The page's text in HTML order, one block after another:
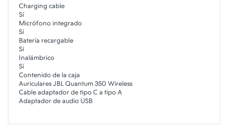
Charging cable
Sí
Micrófono integrado
Sí
Batería recargable
Sí
Inalámbrico
Sí
Contenido de la caja
Auriculares JBL Quantum 350 Wireless
Cable adaptador de tipo C a tipo A
Adaptador de audio USB